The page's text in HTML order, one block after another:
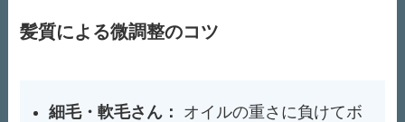
髪質による微調整のコツ
細毛・軟毛さん：
オイルの重さに負けてボ